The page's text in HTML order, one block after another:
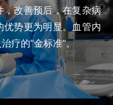
改善预后，在复杂病
势更为明显。血管内
疗的“金标准”。